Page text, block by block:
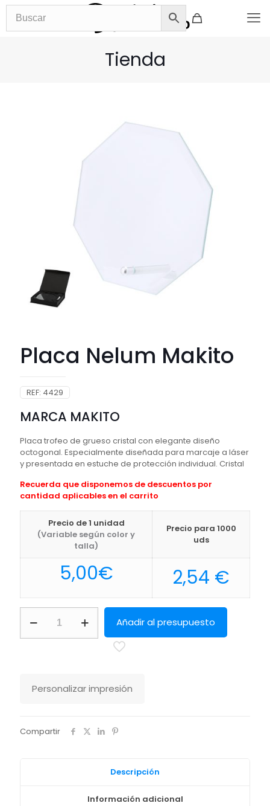
Tienda
Placa Nelum Makito
REF: 4429
MARCA MAKITO
Placa trofeo de grueso cristal con elegante diseño
octogonal. Especialmente diseñada para marcaje a láser
y presentada en estuche de protección individual. Cristal
Recuerda que disponemos de descuentos por
cantidad aplicables en el carrito
Precio de 1 unidad
(Variable según color y
talla)
Precio para 1000
uds
5,00€ 2,54 €
Nelum
Makito
Añadir al presupuesto
Personalizar impresión
Compartir
Descripción
Información adicional